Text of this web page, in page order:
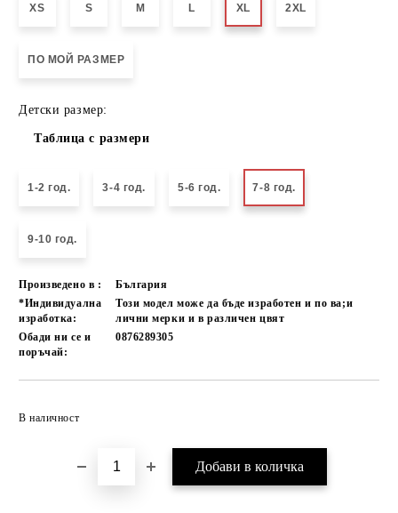
XS S M L XL 2XL
ПО МОЙ РАЗМЕР
Детски размер:
Таблица с размери
1-2 год. 3-4 год. 5-6 год. 7-8 год.
9-10 год.
Произведено в :
България
*Индивидуална
изработка:
Този модел може да бъде изработен и по ва;и
лични мерки и в различен цвят
Обади ни се и
поръчай:
0876289305
В наличност